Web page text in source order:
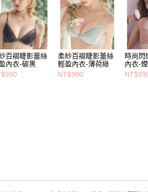
百褶睫影蕾絲
內衣-碳黑
柔紗百褶睫影蕾絲
輕盈內衣-薄荷綠
NT$990
時尚閃
內衣-